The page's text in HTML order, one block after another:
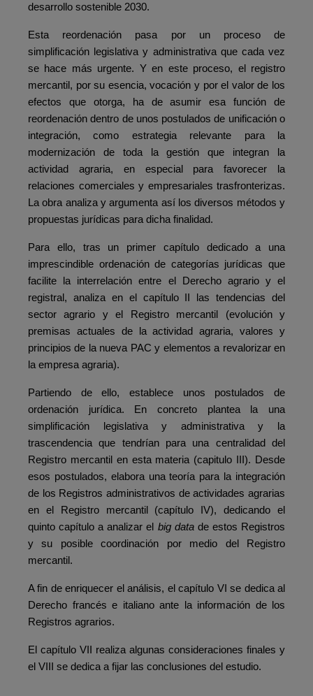
desarrollo sostenible 2030.
Esta reordenación pasa por un proceso de
simplificación legislativa y administrativa que cada vez
se hace más urgente. Y en este proceso, el registro
mercantil, por su esencia, vocación y por el valor de los
efectos que otorga, ha de asumir esa función de
reordenación dentro de unos postulados de unificación o
integración, como estrategia relevante para la
modernización de toda la gestión que integran la
actividad agraria, en especial para favorecer la
relaciones comerciales y empresariales trasfronterizas.
La obra analiza y argumenta así los diversos métodos y
propuestas jurídicas para dicha finalidad.
Para ello, tras un primer capítulo dedicado a una
imprescindible ordenación de categorías jurídicas que
facilite la interrelación entre el Derecho agrario y el
registral, analiza en el capítulo II las tendencias del
sector agrario y el Registro mercantil (evolución y
premisas actuales de la actividad agraria, valores y
principios de la nueva PAC y elementos a revalorizar en
la empresa agraria).
Partiendo de ello, establece unos postulados de
ordenación jurídica. En concreto plantea la una
simplificación legislativa y administrativa y la
trascendencia que tendrían para una centralidad del
Registro mercantil en esta materia (capitulo III). Desde
esos postulados, elabora una teoría para la integración
de los Registros administrativos de actividades agrarias
en el Registro mercantil (capítulo IV), dedicando el
quinto capítulo a analizar el big datade estos Registros
y su posible coordinación por medio del Registro
mercantil.
A fin de enriquecer el análisis, el capítulo VI se dedica al
Derecho francés e italiano ante la información de los
Registros agrarios.
El capítulo VII realiza algunas consideraciones finales y
el VIII se dedica a fijar las conclusiones del estudio.